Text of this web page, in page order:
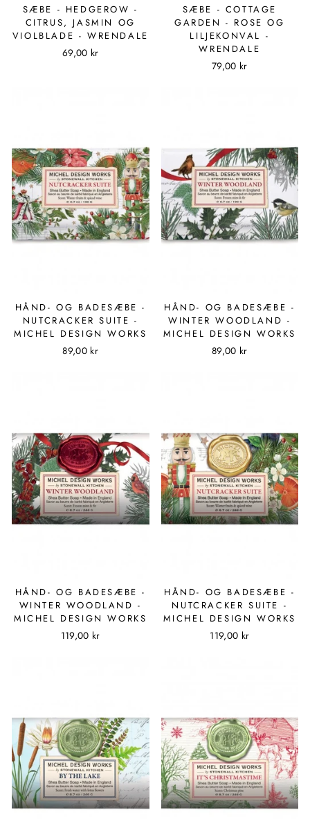
SÆBE - HEDGEROW -
CITRUS, JASMIN OG
VIOLBLADE - WRENDALE
69,00 kr
SÆBE - COTTAGE
GARDEN - ROSE OG
LILJEKONVAL -
WRENDALE
79,00 kr
HÅND- OG BADESÆBE -
NUTCRACKER SUITE -
MICHEL DESIGN WORKS
89,00 kr
HÅND- OG BADESÆBE -
WINTER WOODLAND -
MICHEL DESIGN WORKS
89,00 kr
HÅND- OG BADESÆBE -
WINTER WOODLAND -
MICHEL DESIGN WORKS
119,00 kr
HÅND- OG BADESÆBE -
NUTCRACKER SUITE -
MICHEL DESIGN WORKS
119,00 kr